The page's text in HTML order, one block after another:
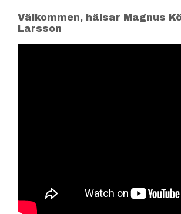
Välkommen, hälsar Magnus
Larsson